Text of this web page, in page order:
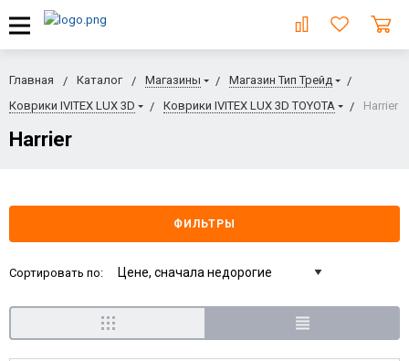
Главная Каталог Магазины
Магазин Тип Трейд
Коврики IVITEX LUX 3D
Коврики IVITEX LUX 3D TOYOTA Harrier
Harrier
ФИЛЬТРЫ
Сортировать по: